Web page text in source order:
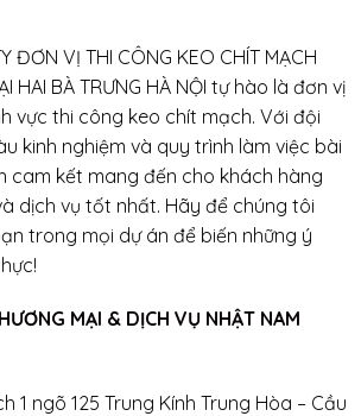
ĐƠN VỊ THI CÔNG KEO CHÍT MẠCH
HAI BÀ TRƯNG HÀ NỘI tự hào là đơn vị
vực thi công keo chít mạch. Với đội
kinh nghiệm và quy trình làm việc bài
cam kết mang đến cho khách hàng
dịch vụ tốt nhất. Hãy để chúng tôi
trong mọi dự án để biến những ý
MẠI & DỊCH VỤ NHẬT NAM
1 ngõ 125 Trung Kính Trung Hòa – Cầu